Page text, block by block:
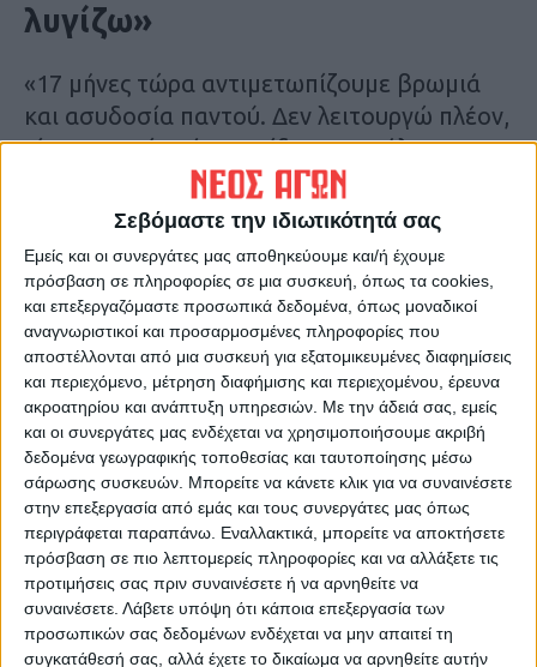
Σεβόμαστε την ιδιωτικότητά σας
Εμείς και οι συνεργάτες μας αποθηκεύουμε και/ή έχουμε
πρόσβαση σε πληροφορίες σε μια συσκευή, όπως τα cookies,
και επεξεργαζόμαστε προσωπικά δεδομένα, όπως μοναδικοί
αναγνωριστικοί και προσαρμοσμένες πληροφορίες που
αποστέλλονται από μια συσκευή για εξατομικευμένες διαφημίσεις
και περιεχόμενο, μέτρηση διαφήμισης και περιεχομένου, έρευνα
ακροατηρίου και ανάπτυξη υπηρεσιών. Με την άδειά σας, εμείς
και οι συνεργάτες μας ενδέχεται να χρησιμοποιήσουμε ακριβή
δεδομένα γεωγραφικής τοποθεσίας και ταυτοποίησης μέσω
σάρωσης συσκευών. Μπορείτε να κάνετε κλικ για να συναινέσετε
στην επεξεργασία από εμάς και τους συνεργάτες μας όπως
περιγράφεται παραπάνω. Εναλλακτικά, μπορείτε να αποκτήσετε
πρόσβαση σε πιο λεπτομερείς πληροφορίες και να αλλάξετε τις
προτιμήσεις σας πριν συναινέσετε ή να αρνηθείτε να
συναινέσετε. Λάβετε υπόψη ότι κάποια επεξεργασία των
προσωπικών σας δεδομένων ενδέχεται να μην απαιτεί τη
συγκατάθεσή σας, αλλά έχετε το δικαίωμα να αρνηθείτε αυτήν
λυγίζω»
«17 μήνες τώρα αντιμετωπίζουμε βρωμιά
και ασυδοσία παντού. Δεν λειτουργώ πλέον,
είμαι σαν μία πέτρα, σίδερο, ατσάλι. Δεν
λυγίζω, δεν καταλαβαίνω, δεν νιώθω πόνο,
το μόνο που νιώθω είναι οργή και θυμό.
Έπρεπε να περάσουν 17 μήνες για να κάνει ο
εισαγγελέας μήνυση κατά τεσσάρων
προσώπων; Με τη λέξη πλημμέλημα δεν
νιώθω ικανοποιημένος», τόνισε ο Νίκος
Πλακιάς.
«Παραλάβαμε το υλικό και κάναμε και
δεύτερη κηδεία. Πώς να ησυχάσει μετά ο
κύριος Πλακιάς, πώς να ησυχάσει ο
αδερφός μου, πώς να ησυχάσουν οι
γυναίκες μας όταν είμαστε η οικογένεια που
κάναμε δύο φορές κηδείες. Ποιος μπορεί να
σταθεί απέναντί μου στο δικαστήριο και να